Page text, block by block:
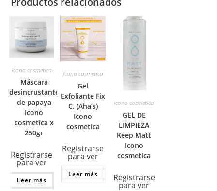
Icono cosmetica
Máscara
desincrustante
de papaya
Icono
cosmetica x
250gr
Registrarse
para ver
Leer más
Icono cosmetica
Gel
Exfoliante Fix
C. (Aha’s)
Icono
cosmetica
Registrarse
para ver
Leer más
Icono cosmetica
GEL DE
LIMPIEZA
Keep Matt
Icono
cosmetica
Registrarse
para ver